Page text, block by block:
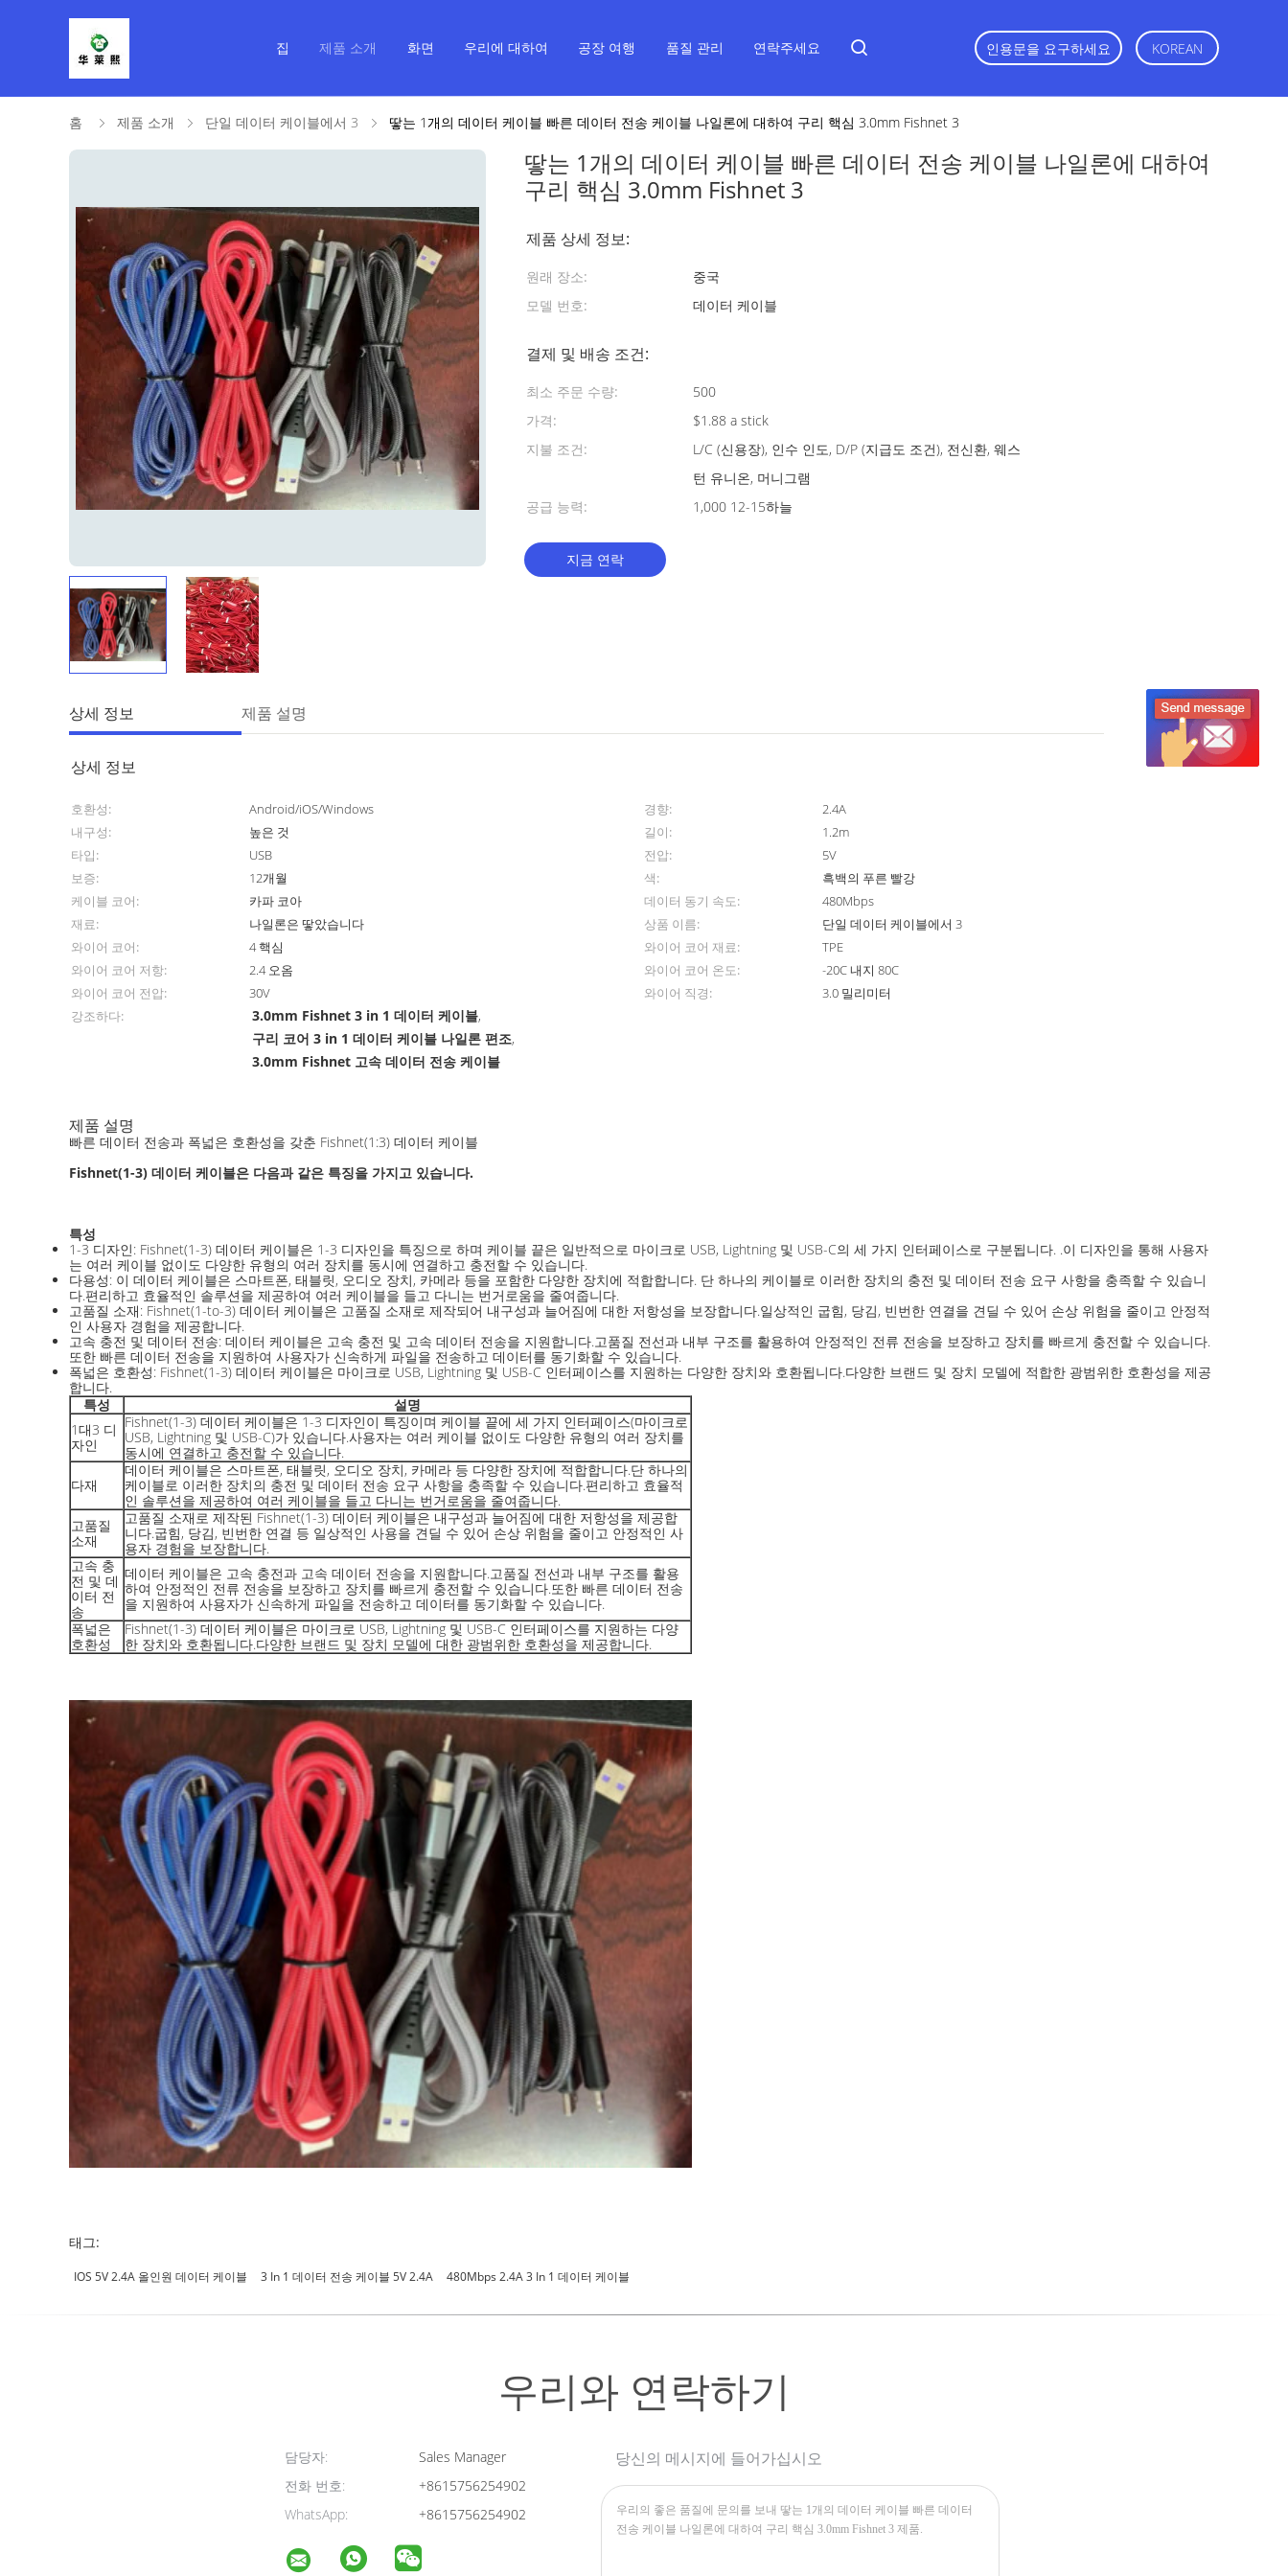
집 제품 소개 화면 우리에 대하여 공장 여행 품질 관리 연락주세요 인용문을 요구하세요 KOREAN
홈 제품 소개 단일 데이터 케이블에서 3 땋는 1개의 데이터 케이블 빠른 데이터 전송 케이블 나일론에 대하여 구리 핵심 3.0mm Fishnet 3
땋는 1개의 데이터 케이블 빠른 데이터 전송 케이블 나일론에 대하여
구리 핵심 3.0mm Fishnet 3
제품 상세 정보:
원래 장소:
중국
모델 번호:
데이터 케이블
결제 및 배송 조건:
최소 주문 수량:
500
가격:
$1.88 a stick
지불 조건:
L/C (신용장), 인수 인도, D/P (지급도 조건), 전신환, 웨스
턴 유니온, 머니그램
공급 능력:
1,000 12-15하늘
지금 연락
상세 정보 제품 설명
상세 정보
호환성: Android/iOS/Windows 경향:
2.4A
내구성:
높은 것 길이:
1.2m
타입:
USB 전압:
5V
보증:
12개월 색:
흑백의 푸른 빨강
케이블 코어:
카파 코아 데이터 동기 속도:
480Mbps
재료:
나일론은 땋았습니다 상품 이름:
단일 데이터 케이블에서 3
와이어 코어:
4 핵심 와이어 코어 재료:
TPE
와이어 코어 저항:
2.4 오옴 와이어 코어 온도:
-20C 내지 80C
와이어 코어 전압:
30V 와이어 직경:
3.0 밀리미터
강조하다:
3.0mm Fishnet 3 in 1 데이터 케이블,
구리 코어 3 in 1 데이터 케이블 나일론 편조,
3.0mm Fishnet 고속 데이터 전송 케이블
제품 설명
빠른 데이터 전송과 폭넓은 호환성을 갖춘 Fishnet(1:3) 데이터 케이블
Fishnet(1-3) 데이터 케이블은 다음과 같은 특징을 가지고 있습니다.
특성
1-3 디자인: Fishnet(1-3) 데이터 케이블은 1-3 디자인을 특징으로 하며 케이블 끝은 일반적으로 마이크로 USB, Lightning 및 USB-C의 세 가지 인터페이스로 구분됩니다. .이 디자인을 통해 사용자
는 여러 케이블 없이도 다양한 유형의 여러 장치를 동시에 연결하고 충전할 수 있습니다.
다용성: 이 데이터 케이블은 스마트폰, 태블릿, 오디오 장치, 카메라 등을 포함한 다양한 장치에 적합합니다. 단 하나의 케이블로 이러한 장치의 충전 및 데이터 전송 요구 사항을 충족할 수 있습니
다.편리하고 효율적인 솔루션을 제공하여 여러 케이블을 들고 다니는 번거로움을 줄여줍니다.
고품질 소재: Fishnet(1-to-3) 데이터 케이블은 고품질 소재로 제작되어 내구성과 늘어짐에 대한 저항성을 보장합니다.일상적인 굽힘, 당김, 빈번한 연결을 견딜 수 있어 손상 위험을 줄이고 안정적
인 사용자 경험을 제공합니다.
고속 충전 및 데이터 전송: 데이터 케이블은 고속 충전 및 고속 데이터 전송을 지원합니다.고품질 전선과 내부 구조를 활용하여 안정적인 전류 전송을 보장하고 장치를 빠르게 충전할 수 있습니다.
또한 빠른 데이터 전송을 지원하여 사용자가 신속하게 파일을 전송하고 데이터를 동기화할 수 있습니다.
폭넓은 호환성: Fishnet(1-3) 데이터 케이블은 마이크로 USB, Lightning 및 USB-C 인터페이스를 지원하는 다양한 장치와 호환됩니다.다양한 브랜드 및 장치 모델에 적합한 광범위한 호환성을 제공
합니다.
특성
설명
1대3 디
자인
Fishnet(1-3) 데이터 케이블은 1-3 디자인이 특징이며 케이블 끝에 세 가지 인터페이스(마이크로
USB, Lightning 및 USB-C)가 있습니다.사용자는 여러 케이블 없이도 다양한 유형의 여러 장치를
동시에 연결하고 충전할 수 있습니다.
다재
데이터 케이블은 스마트폰, 태블릿, 오디오 장치, 카메라 등 다양한 장치에 적합합니다.단 하나의
케이블로 이러한 장치의 충전 및 데이터 전송 요구 사항을 충족할 수 있습니다.편리하고 효율적
인 솔루션을 제공하여 여러 케이블을 들고 다니는 번거로움을 줄여줍니다.
고품질
소재
고품질 소재로 제작된 Fishnet(1-3) 데이터 케이블은 내구성과 늘어짐에 대한 저항성을 제공합
니다.굽힘, 당김, 빈번한 연결 등 일상적인 사용을 견딜 수 있어 손상 위험을 줄이고 안정적인 사
용자 경험을 보장합니다.
고속 충
전 및 데
이터 전
송
데이터 케이블은 고속 충전과 고속 데이터 전송을 지원합니다.고품질 전선과 내부 구조를 활용
하여 안정적인 전류 전송을 보장하고 장치를 빠르게 충전할 수 있습니다.또한 빠른 데이터 전송
을 지원하여 사용자가 신속하게 파일을 전송하고 데이터를 동기화할 수 있습니다.
폭넓은
호환성
Fishnet(1-3) 데이터 케이블은 마이크로 USB, Lightning 및 USB-C 인터페이스를 지원하는 다양
한 장치와 호환됩니다.다양한 브랜드 및 장치 모델에 대한 광범위한 호환성을 제공합니다.
태그:
IOS 5V 2.4A 올인원 데이터 케이블 3 In 1 데이터 전송 케이블 5V 2.4A 480Mbps 2.4A 3 In 1 데이터 케이블
우리와 연락하기
담당자:
Sales Manager
전화 번호:
+8615756254902
WhatsApp:
+8615756254902
당신의 메시지에 들어가십시오